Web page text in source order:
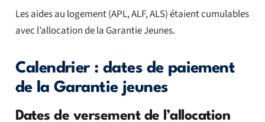
Les aides au logement (APL, ALF, ALS) étaient cumulables
avec l’allocation de la Garantie Jeunes.
Calendrier : dates de paiement
de la Garantie jeunes
Dates de versement de l’allocation